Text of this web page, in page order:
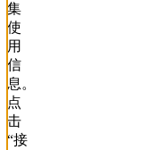
集
使
用
信
息。
点
击
“接